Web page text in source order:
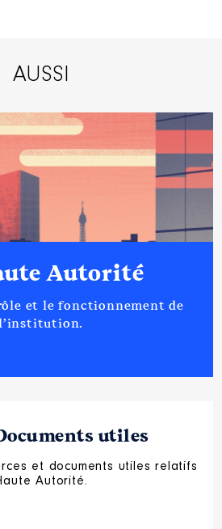
AUSSI
Autorité
et le fonctionnement de
utiles
et documents utiles relatifs
Autorité.